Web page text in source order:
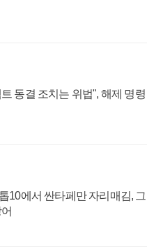
동결 조치는 위법", 해제 명령
10에서 싼타페만 자리매김, 그